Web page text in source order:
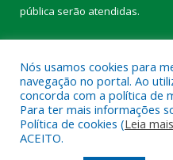
pública serão atendidas.
Todos os direitos
Nós usamos cookies para
navegação no portal. Ao
concorda com a política de
Para ter mais informações
Política de cookies (Leia mais
ACEITO.